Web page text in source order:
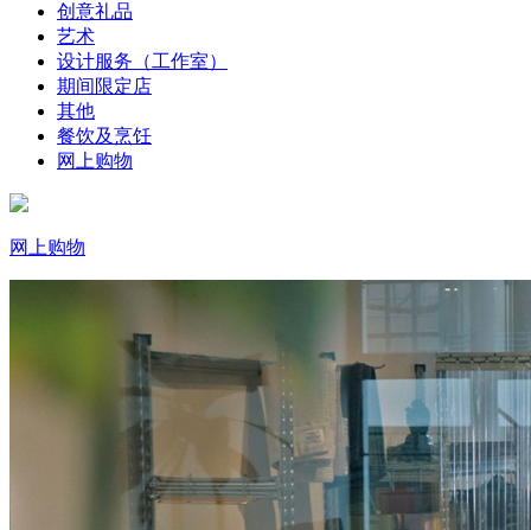
创意礼品
艺术
设计服务（工作室）
期间限定店
其他
餐饮及烹饪
网上购物
网上购物